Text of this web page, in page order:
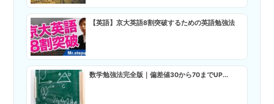
【英語】京大英語8割突破するための英語勉強法
数学勉強法完全版｜偏差値30から70までUP...